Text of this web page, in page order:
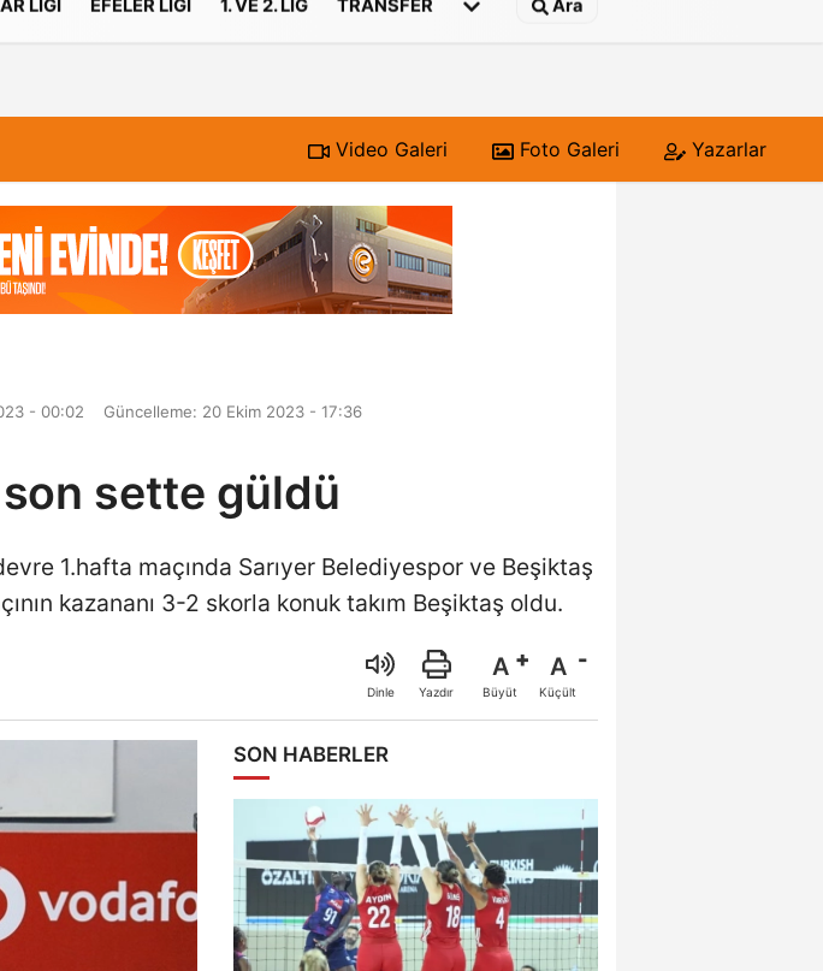
LIGI EFELER LIGI 1. VE 2. LIG TRANSFER Ara
Video Galeri Foto Galeri Yazarlar
- 00:02 Güncelleme: 20 Ekim 2023 - 17:36
sette güldü
1.hafta maçında Sarıyer Belediyespor ve Beşiktaş
kazananı 3-2 skorla konuk takım Beşiktaş oldu.
Dinle Yazdır
A
Büyüt
A
Küçült
SON HABERLER